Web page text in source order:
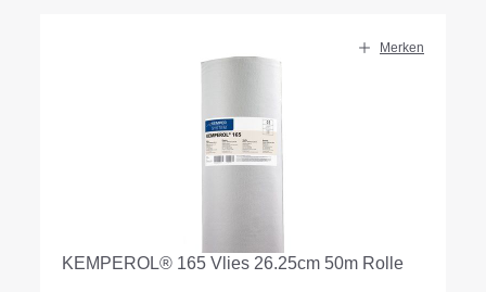
Merken
KEMPEROL® 165 Vlies 26.25cm 50m Rolle